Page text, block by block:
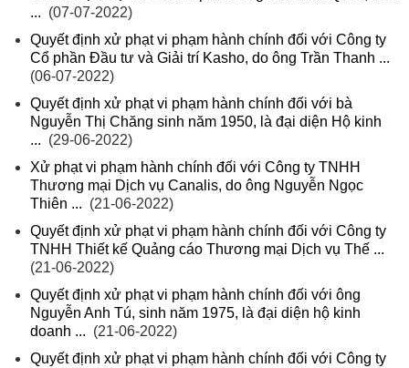
... (07-07-2022)
Quyết định xử phạt vi phạm hành chính đối với Công ty
Cổ phần Đầu tư và Giải trí Kasho, do ông Trần Thanh ...
(06-07-2022)
Quyết định xử phạt vi phạm hành chính đối với bà
Nguyễn Thị Chăng sinh năm 1950, là đại diện Hộ kinh
... (29-06-2022)
Xử phạt vi phạm hành chính đối với Công ty TNHH
Thương mại Dịch vụ Canalis, do ông Nguyễn Ngọc
Thiên ... (21-06-2022)
Quyết định xử phạt vi phạm hành chính đối với Công ty
TNHH Thiết kế Quảng cáo Thương mại Dịch vụ Thế ...
(21-06-2022)
Quyết định xử phạt vi phạm hành chính đối với ông
Nguyễn Anh Tú, sinh năm 1975, là đại diện hộ kinh
doanh ... (21-06-2022)
Quyết định xử phạt vi phạm hành chính đối với Công ty